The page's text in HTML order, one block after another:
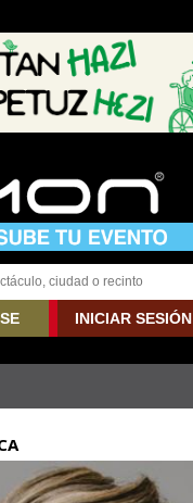
INICIAR SESIÓN